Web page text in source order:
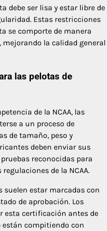
debe ser lisa y estar libre de
Estas restricciones
se comporte de manera
la calidad general
las pelotas de
de la NCAA, las
a un proceso de
de tamaño, peso y
deben enviar sus
reconocidas para
de la NCAA.
suelen estar marcadas con
de aprobación. Los
esta certificación antes de
están compitiendo con